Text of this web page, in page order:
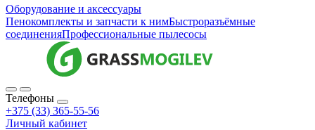
Оборудование и аксессуары
Пенокомплекты и запчасти к нимБыстроразъёмные
соединенияПрофессиональные пылесосы
Телефоны
+375 (33) 365-55-56
Личный кабинет